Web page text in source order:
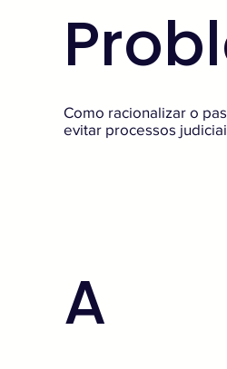
Como racionalizar o
evitar processos
A